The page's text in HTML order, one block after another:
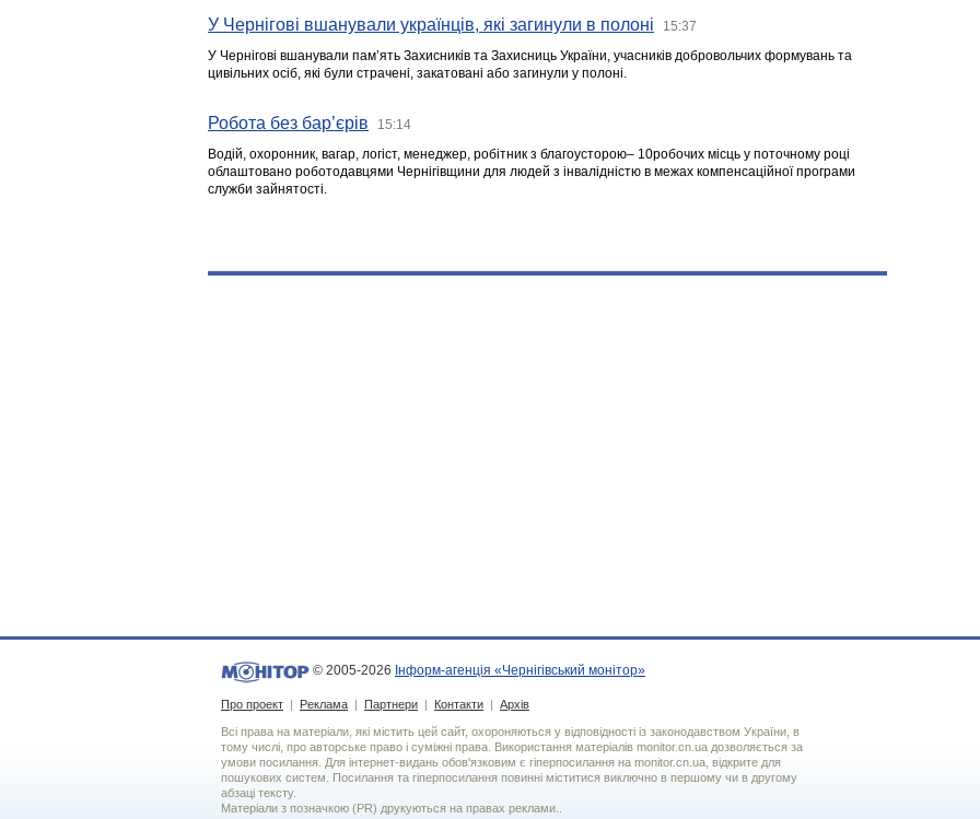
У Чернігові вшанували українців, які загинули в полоні 15:37
У Чернігові вшанували пам’ять Захисників та Захисниць України, учасників добровольчих формувань та
цивільних осіб, які були страчені, закатовані або загинули у полоні.
Робота без бар’єрів 15:14
Водій, охоронник, вагар, логіст, менеджер, робітник з благоусторою– 10робочих місць у поточному році
облаштовано роботодавцями Чернігівщини для людей з інвалідністю в межах компенсаційної програми
служби зайнятості.
© 2005-2026 Інформ-агенція «Чернігівський монітор»
Про проект | Реклама | Партнери | Контакти | Архів
Всі права на матеріали, які містить цей сайт, охороняються у відповідності із законодавством України, в
тому числі, про авторське право і суміжні права. Використання матерiалiв monitor.cn.ua дозволяється за
умови посилання. Для iнтернет-видань обов'язковим є гiперпосилання на monitor.cn.ua, відкрите для
пошукових систем. Посилання та гіперпосилання повинні міститися виключно в першому чи в другому
абзаці тексту.
Матеріали з позначкою (PR) друкуються на правах реклами..